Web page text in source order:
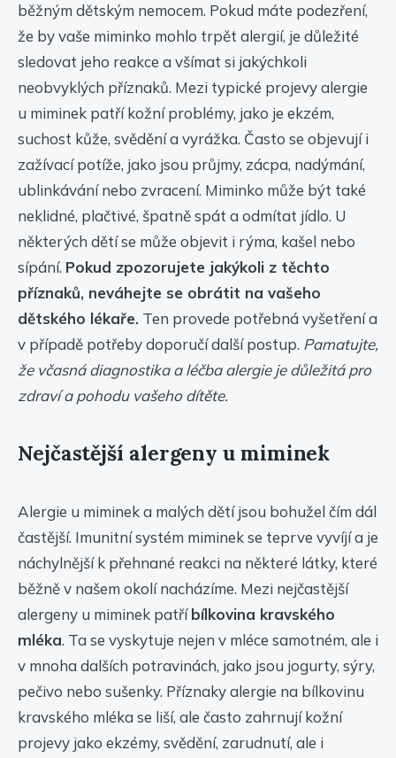
běžným dětským nemocem. Pokud máte podezření,
že by vaše miminko mohlo trpět alergií, je důležité
sledovat jeho reakce a všímat si jakýchkoli
neobvyklých příznaků. Mezi typické projevy alergie
u miminek patří kožní problémy, jako je ekzém,
suchost kůže, svědění a vyrážka. Často se objevují i
zažívací potíže, jako jsou průjmy, zácpa, nadýmání,
ublinkávání nebo zvracení. Miminko může být také
neklidné, plačtivé, špatně spát a odmítat jídlo. U
některých dětí se může objevit i rýma, kašel nebo
sípání. Pokud zpozorujete jakýkoli z těchto
příznaků, neváhejte se obrátit na vašeho
dětského lékaře. Ten provede potřebná vyšetření a
v případě potřeby doporučí další postup. Pamatujte,
že včasná diagnostika a léčba alergie je důležitá pro
zdraví a pohodu vašeho dítěte.
Nejčastější alergeny u miminek
Alergie u miminek a malých dětí jsou bohužel čím dál
častější. Imunitní systém miminek se teprve vyvíjí a je
náchylnější k přehnané reakci na některé látky, které
běžně v našem okolí nacházíme. Mezi nejčastější
alergeny u miminek patříbílkovina kravského
mléka. Ta se vyskytuje nejen v mléce samotném, ale i
v mnoha dalších potravinách, jako jsou jogurty, sýry,
pečivo nebo sušenky. Příznaky alergie na bílkovinu
kravského mléka se liší, ale často zahrnují kožní
projevy jako ekzémy, svědění, zarudnutí, ale i